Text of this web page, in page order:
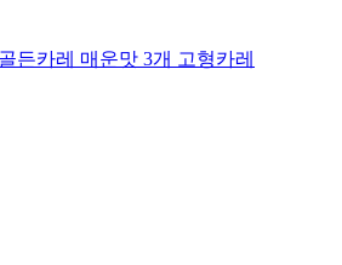
든카레 매운맛 3개 고형카레